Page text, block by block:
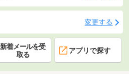
変更する
新着メールを受
取る
アプリで探す